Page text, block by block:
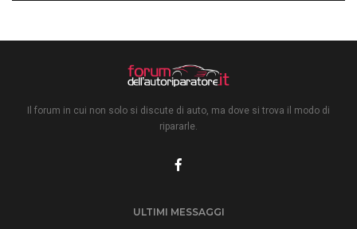
Il forum in cui non solo si discute di auto, ma dove si trova il modo di
ripararle.
ULTIMI MESSAGGI